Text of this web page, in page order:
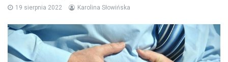
19 sierpnia 2022 Karolina Słowińska